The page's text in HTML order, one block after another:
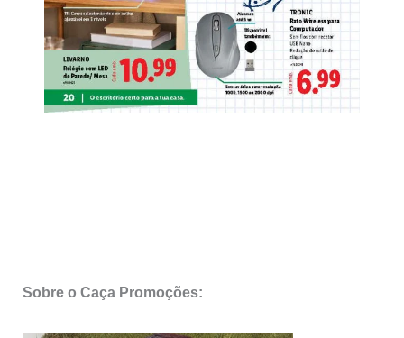
Sobre o Caça Promoções: